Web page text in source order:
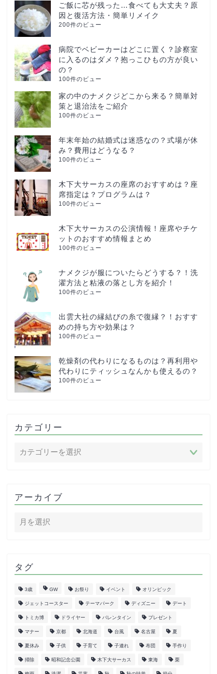
ご飯に芯が残った…食べても大丈夫？原
因と復活方法・簡単リメイク
200件のビュー
病院でベビーカーはどこに置く？診察室
に入るのはダメ？抱っこひもの方が良い
の？
100件のビュー
家の中のナメクジどこから来る？簡単対
策と退治法をご紹介
100件のビュー
年末年始の結婚式は迷惑なの？式場が休
み？費用はどうなる？
100件のビュー
木下大サーカスの座席のおすすめは？座
席指定は？プログラムは？
100件のビュー
木下大サーカスの公演情報！座席やチケ
ットのおすすめ情報まとめ
100件のビュー
ナメクジが服についたらどうする？！洗
濯方法と粘液の落とし方を紹介！
100件のビュー
出雲大社の縁結びの糸で復縁？！おすす
めの持ち方や効果は？
100件のビュー
乾燥剤の代わりになるものは？再利用や
代わりにティッシュなんかも使えるの？
100件のビュー
カテゴリー
アーカイブ
タグ
3歳 GW お祭り イベント オリンピック
ジェットコースター テーマパーク ディズニー デート
トミカ博 ドライヤー バレンタイン プレゼント
マナー 京都 北海道 台風 名古屋 夏
夏休み 子供 子育て 子連れ 布団 手作り
掃除 昭和記念公園 木下大サーカス 東海 栗